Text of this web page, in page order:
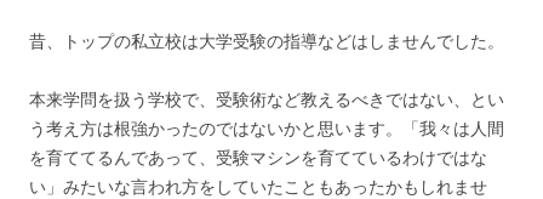
昔、トップの私立校は大学受験の指導などはしませんでした。
本来学問を扱う学校で、受験術など教えるべきではない、とい
う考え方は根強かったのではないかと思います。「我々は人間
を育ててるんであって、受験マシンを育てているわけではな
い」みたいな言われ方をしていたこともあったかもしれませ